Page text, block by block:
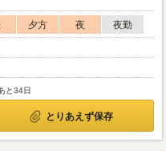
夕方 夜
夜勤
と34日
とりあえず保存